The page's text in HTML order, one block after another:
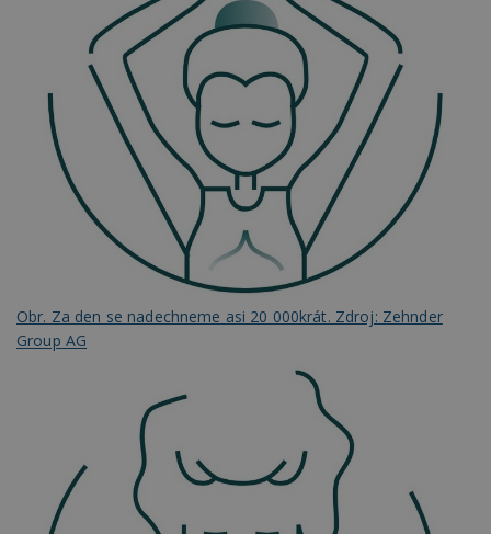
Obr. Za den se nadechneme asi 20 000krát. Zdroj: Zehnder
Group AG